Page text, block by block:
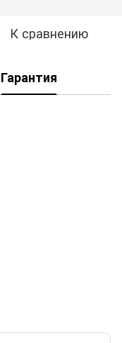
К сравнению
Гарантия